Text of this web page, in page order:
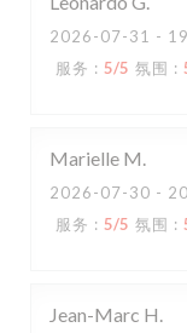
2026-07-31 -
服务 : 5/5 氛围 :
Marielle M
2026-07-30 -
服务 : 5/5 氛围 :
Jean-Marc H